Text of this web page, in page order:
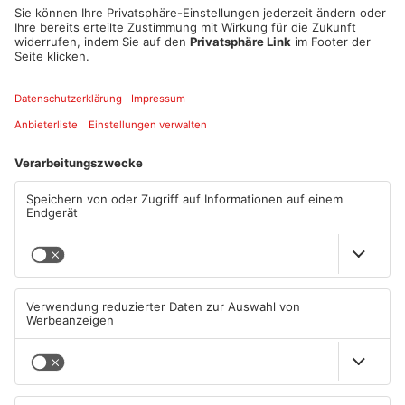
Gemeinde TV Sulzbach: Die Neuigkeiten im August
06.08.2026, 13:00 UHR IN GEMEINDE TV
Gemeinde TV Niedernberg:
Die Neuigkeiten im August
03.08.2026, 16:30 UHR IN
Neuigkeiten im August
31.07.2026, 12:00 UHR IN